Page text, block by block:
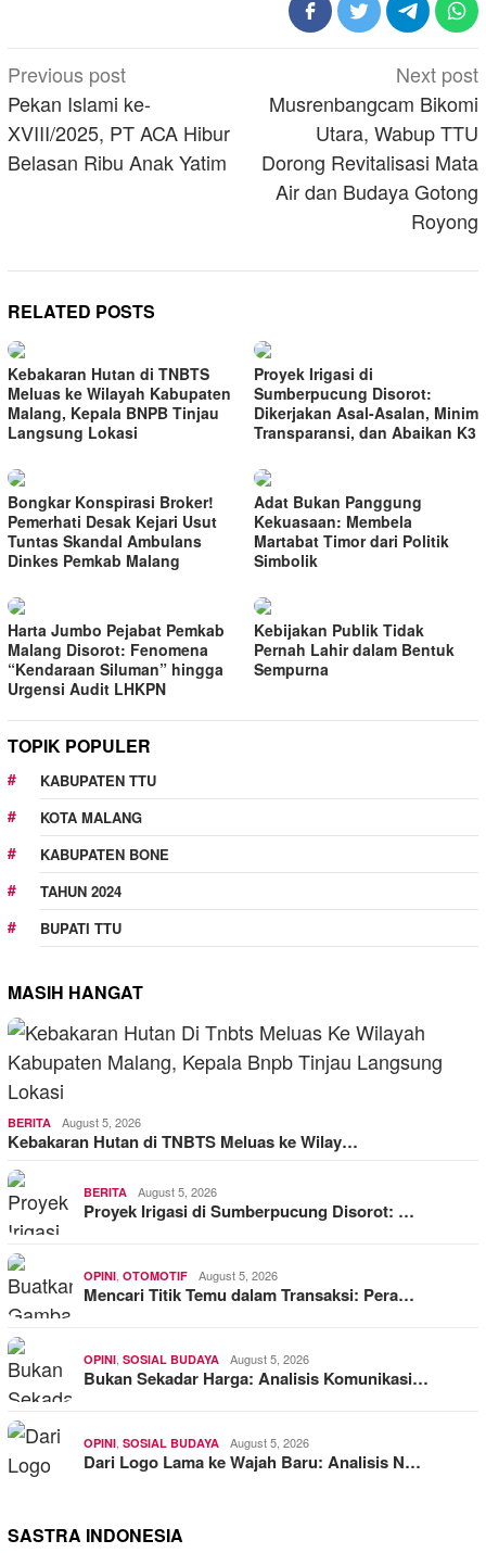
Post
navigation
Previous post
Pekan Islami ke-
XVIII/2025, PT ACA Hibur
Belasan Ribu Anak Yatim
Next post
Musrenbangcam Bikomi
Utara, Wabup TTU
Dorong Revitalisasi Mata
Air dan Budaya Gotong
Royong
RELATED POSTS
Kebakaran Hutan di TNBTS
Meluas ke Wilayah Kabupaten
Malang, Kepala BNPB Tinjau
Langsung Lokasi
Proyek Irigasi di
Sumberpucung Disorot:
Dikerjakan Asal-Asalan, Minim
Transparansi, dan Abaikan K3
Bongkar Konspirasi Broker!
Pemerhati Desak Kejari Usut
Tuntas Skandal Ambulans
Dinkes Pemkab Malang
Adat Bukan Panggung
Kekuasaan: Membela
Martabat Timor dari Politik
Simbolik
Harta Jumbo Pejabat Pemkab
Malang Disorot: Fenomena
“Kendaraan Siluman” hingga
Urgensi Audit LHKPN
Kebijakan Publik Tidak
Pernah Lahir dalam Bentuk
Sempurna
TOPIK POPULER
KABUPATEN TTU
KOTA MALANG
KABUPATEN BONE
TAHUN 2024
BUPATI TTU
MASIH HANGAT
BERITA August 5, 2026
Kebakaran Hutan di TNBTS Meluas ke Wilay…
BERITA August 5, 2026
Proyek Irigasi di Sumberpucung Disorot: …
OPINI OTOMOTIF August 5, 2026
Mencari Titik Temu dalam Transaksi: Pera…
OPINI SOSIAL BUDAYA August 5, 2026
Bukan Sekadar Harga: Analisis Komunikasi…
OPINI SOSIAL BUDAYA August 5, 2026
Dari Logo Lama ke Wajah Baru: Analisis N…
SASTRA INDONESIA